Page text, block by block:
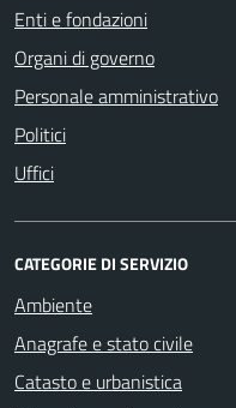
Enti e fondazioni
Organi di governo
Personale amministrativo
Politici
Uffici
CATEGORIE DI SERVIZIO
Ambiente
Anagrafe e stato civile
Catasto e urbanistica